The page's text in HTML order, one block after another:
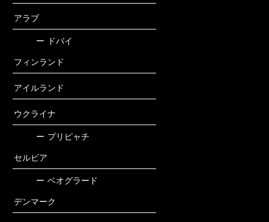
アラブ
ー ドバイ
フィンランド
アイルランド
ウクライナ
ー プリピャチ
セルビア
ー ベオグラード
デンマーク